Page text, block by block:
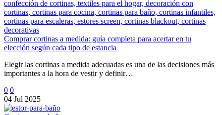
Comprar cortinas a medida: guía completa para acertar en tu
elección según cada tipo de estancia
Elegir las cortinas a medida adecuadas es una de las decisiones más
importantes a la hora de vestir y definir…
0 0
04 Jul 2025